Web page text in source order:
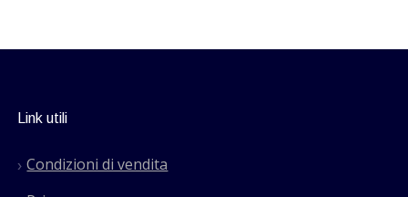
Link utili
Condizioni di vendita